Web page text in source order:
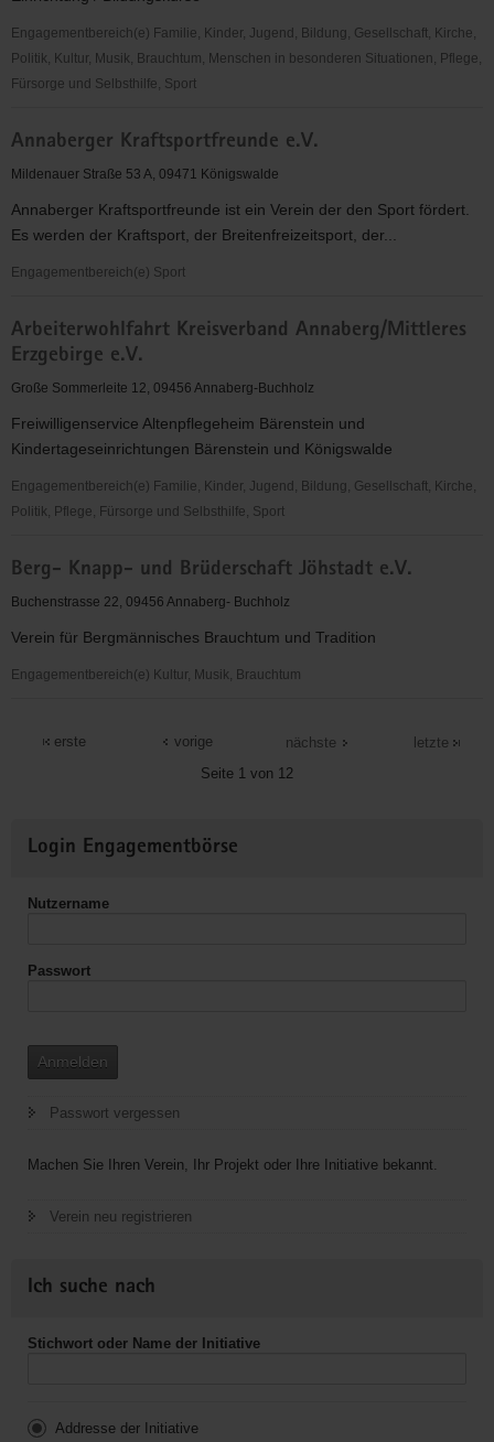
Engagementbereich(e) Familie, Kinder, Jugend, Bildung, Gesellschaft, Kirche,
Politik, Kultur, Musik, Brauchtum, Menschen in besonderen Situationen, Pflege,
Fürsorge und Selbsthilfe, Sport
Brauerei
e.
Annaberger Kraftsportfreunde e.V.
Mildenauer Straße 53 A, 09471 Königswalde
Annaberger Kraftsportfreunde ist ein Verein der den Sport fördert.
Es werden der Kraftsport, der Breitenfreizeitsport, der...
Engagementbereich(e) Sport
Kraftsportfreunde
e.V.
Arbeiterwohlfahrt Kreisverband Annaberg/Mittleres
Erzgebirge e.V.
Große Sommerleite 12, 09456 Annaberg-Buchholz
Freiwilligenservice Altenpflegeheim Bärenstein und
Kindertageseinrichtungen Bärenstein und Königswalde
Engagementbereich(e) Familie, Kinder, Jugend, Bildung, Gesellschaft, Kirche,
Politik, Pflege, Fürsorge und Selbsthilfe, Sport
Kreisverband
Annaberg/Mittleres
e.V.
Berg- Knapp- und Brüderschaft Jöhstadt e.V.
Buchenstrasse 22, 09456 Annaberg- Buchholz
Verein für Bergmännisches Brauchtum und Tradition
Engagementbereich(e) Kultur, Musik, Brauchtum
e.V.
erste
vorige
Seite 1 von 12
nächste letzte
Informationen
Login Engagementbörse
Nutzername
Passwort
Anmelden
Passwort vergessen
Machen Sie Ihren Verein, Ihr Projekt oder Ihre Initiative bekannt.
Verein neu registrieren
Ich suche nach
Stichwort oder Name der Initiative
Addresse der Initiative